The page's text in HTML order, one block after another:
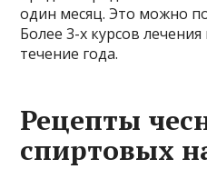
один месяц. Это можно
Более 3-х курсов
течение года.
Рецепты
спиртовых